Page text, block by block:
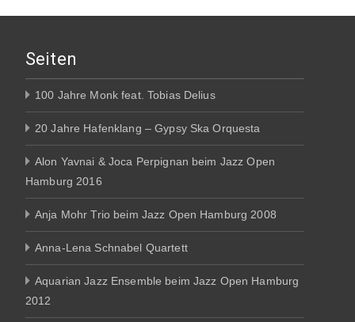
Seiten
100 Jahre Monk feat. Tobias Delius
20 Jahre Hafenklang – Gypsy Ska Orquesta
Alon Yavnai & Joca Perpignan beim Jazz Open
Hamburg 2016
Anja Mohr Trio beim Jazz Open Hamburg 2008
Anna-Lena Schnabel Quartett
Aquarian Jazz Ensemble beim Jazz Open Hamburg
2012